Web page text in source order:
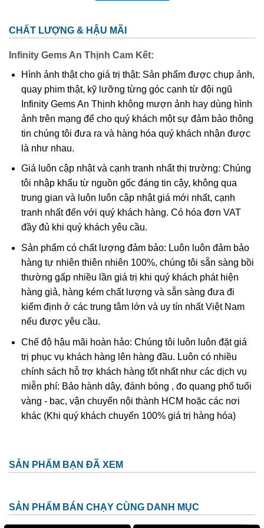
được ưa Chuộng Và Có Giá Trị Cao
Tên Jade bắt nguồn từ tiếng Tây Ban Nha “piedra de
ijada”, có nghĩa là “đá đau đớn ở bên cạnh”. Nó được đặt
tên theo cách này sau khi các nhà thám hiểm người Tây
Ban Nha thấy những người bản xứ ở Trung Mỹ đang nắm
giữ những mảnh Cẩm thạch bên cạnh tin rằng nó có thể
chữa bệnh. Người Trung Quốc coi ngọc là “yu”, có nghĩa là
“thiên đường” hay “đế quốc”. Vì vậy, nó được coi là viên
ngọc quý trong văn hoá Trung Quốc. Ở Trung Quốc, Cẩm
Cách xử lý tăng vẻ đẹp thường gặp:
Ngày nay người ta thường xử lý đá cẩm thạch để tạo cho
chúng dáng vẻ đẹp hơn, bền hơn và dễ bán hơn. Dựa vào
bản chất xử lý, thị trường chia cẩm thạch tự nhiên làm 3
loại:Loại A- hoàn toàn tự nhiên, không xử lý; Loại B –
tẩy rửa tạp chất và xử lý phủ keo; Loại C – tẩm màu.
Sau khi tẩy rửa các tạp chất màu tối dính trên bề mặt,
người ta phủ keo (một loại nhựa tổng hợp không màu
hoặc có màu phớt lục nhạt) lên bề mặt và lấp vào trong các
vi lỗ rỗng, khe nứt của cẩm thạch. Đây là phương pháp
phủ một lớp keo cực mỏng và mọi người đều chấp nhận
sự xử lý này.
thạch, phương pháp này chỉ sử dụng cho các đá màu xấu
CHẤT LƯỢNG & HẬU MÃI
Infinity Gems An Thịnh Cam Kết:
Hình ảnh thật cho giá trị thật: Sản phẩm được chụp ảnh,
quay phim thật, kỹ lưỡng từng góc cạnh từ đội ngũ
Infinity Gems An Thịnh không mượn ảnh hay dùng hình
ảnh trên mạng để cho quý khách một sự đảm bảo thông
tin chúng tôi đưa ra và hàng hóa quý khách nhận được
là như nhau.
Giá luôn cập nhật và cạnh tranh nhất thị trường: Chúng
tôi nhập khẩu từ nguồn gốc đáng tin cậy, không qua
trung gian và luôn luôn cập nhật giá mới nhất, cạnh
tranh nhất đến với quý khách hàng. Có hóa đơn VAT
đầy đủ khi quý khách yêu cầu.
Sản phẩm có chất lượng đảm bảo: Luôn luôn đảm bảo
hàng tự nhiên thiên nhiên 100%, chúng tôi sẵn sàng bồi
thường gấp nhiều lần giá trị khi quý khách phát hiện
hàng giả, hàng kém chất lượng và sẵn sàng đưa đi
kiểm định ở các trung tâm lớn và uy tín nhất Việt Nam
nếu được yêu cầu.
Chế độ hậu mãi hoàn hảo: Chúng tôi luôn luôn đặt giá
trị phục vụ khách hàng lên hàng đầu. Luôn có nhiều
chính sách hỗ trợ khách hàng tốt nhất như các dịch vụ
miễn phí: Bảo hành dây, đánh bóng , đo quang phổ tuổi
vàng - bạc, vận chuyển nội thành HCM hoặc các nơi
khác (Khi quý khách chuyển 100% giá trị hàng hóa)
SẢN PHẨM BẠN ĐÃ XEM
SẢN PHẨM BÁN CHẠY CÙNG DANH MỤC